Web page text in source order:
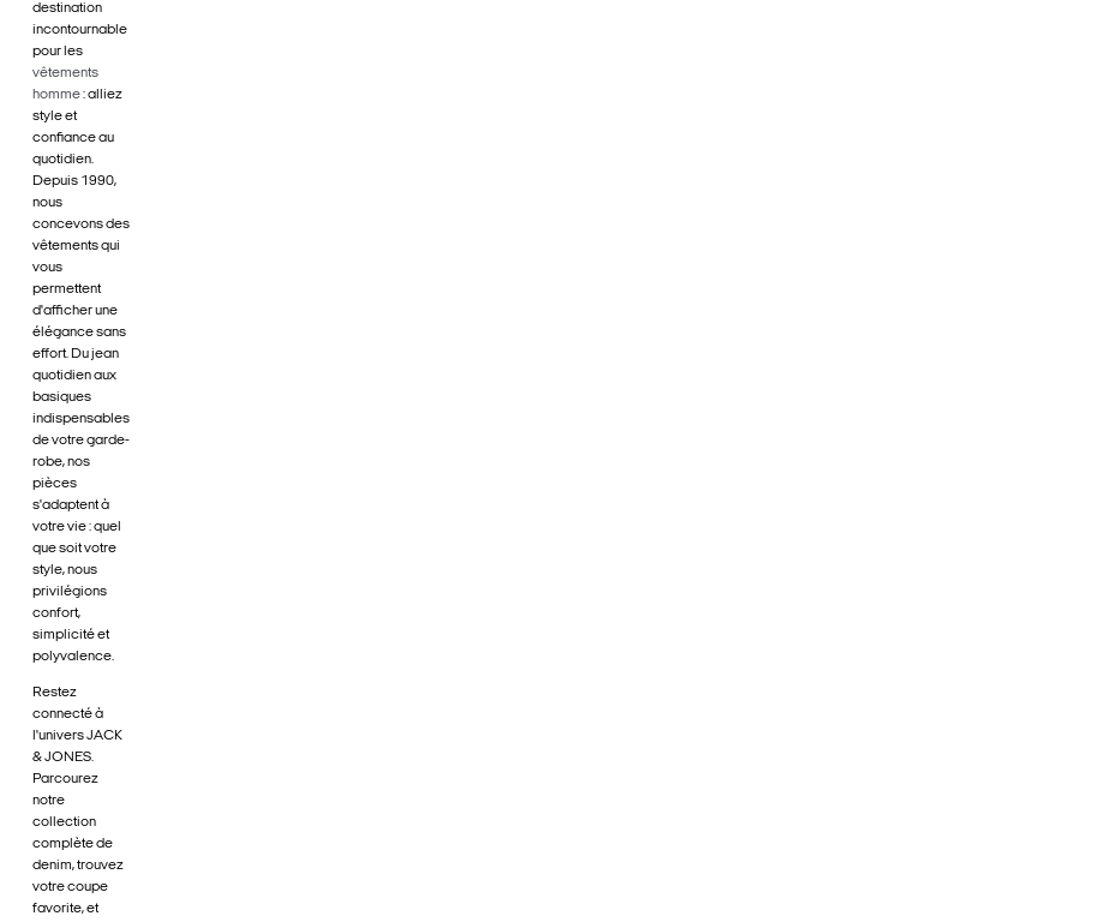
destination
incontournable
pour les
vêtements
homme: alliez
style et
confiance au
quotidien.
Depuis 1990,
nous
concevons des
vêtements qui
vous
permettent
d'afficher une
élégance sans
effort. Du jean
quotidien aux
basiques
indispensables
de votre garde-
robe, nos
pièces
s'adaptent à
votre vie : quel
que soit votre
style, nous
privilégions
confort,
simplicité et
polyvalence.
Restez
connecté à
l'univers JACK
& JONES.
Parcourez
notre
collection
complète de
denim, trouvez
votre coupe
favorite, et